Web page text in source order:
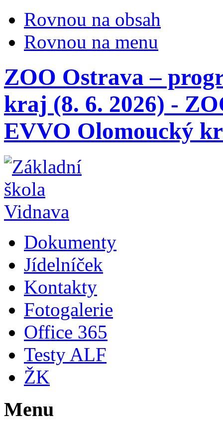
Rovnou na obsah
Rovnou na menu
ZOO Ostrava –
kraj (8. 6. 2026) -
EVVO Olomoucký
Dokumenty
Jídelníček
Kontakty
Fotogalerie
Office 365
Testy ALF
ŽK
Menu